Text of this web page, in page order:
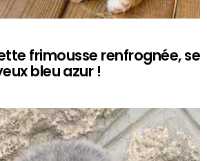
frimousse renfrognée, se
bleu azur !